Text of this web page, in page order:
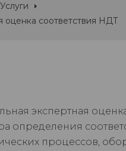
Услуги
оценка соответствия НДТ
экспертная
определения
процессов,